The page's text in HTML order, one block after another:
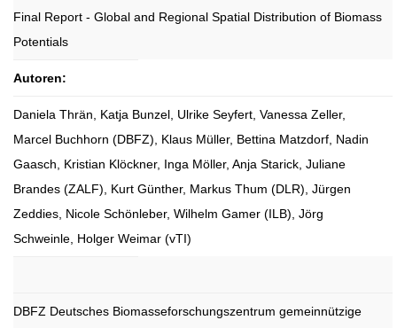
Final Report - Global and Regional Spatial Distribution of Biomass
Potentials
Autoren:
Daniela Thrän, Katja Bunzel, Ulrike Seyfert, Vanessa Zeller,
Marcel Buchhorn (DBFZ), Klaus Müller, Bettina Matzdorf, Nadin
Gaasch, Kristian Klöckner, Inga Möller, Anja Starick, Juliane
Brandes (ZALF), Kurt Günther, Markus Thum (DLR), Jürgen
Zeddies, Nicole Schönleber, Wilhelm Gamer (ILB), Jörg
Schweinle, Holger Weimar (vTI)
DBFZ Deutsches Biomasseforschungszentrum gemeinnützige